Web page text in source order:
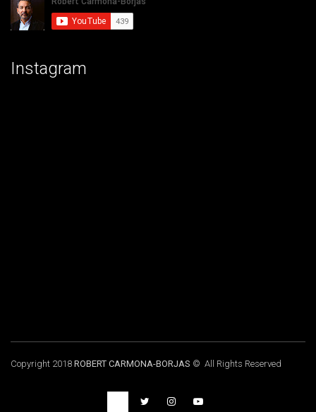
Instagram
Copyright 2018 ROBERT CARMONA-BORJAS © All Rights Reserved